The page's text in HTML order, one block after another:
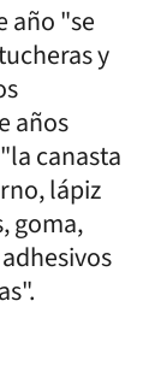
año "se
y
años
canasta
lápiz
goma,